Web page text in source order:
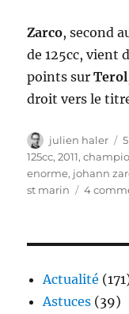
Zarco, second
de 125cc, vient
points surTerol
droit vers le
Auteur
julien haler
125cc,2011,
enorme, johann
st marin
4
Actualité
Astuces (39)